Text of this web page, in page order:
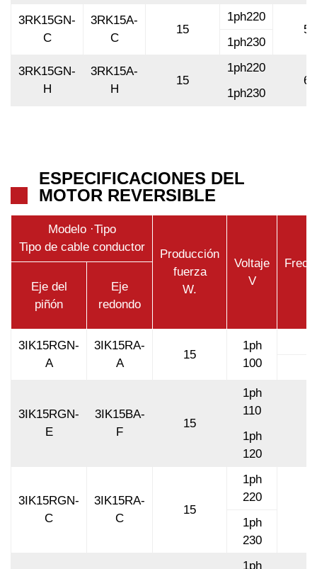
3RK15GN-
C
3RK15A-
C
15
1ph220
50
1ph230
3RK15GN-
H
3RK15A-
H
15
1ph220
60
1ph230
ESPECIFICACIONES DEL
MOTOR REVERSIBLE
Modelo ·Tipo
Tipo de cable conductor
Producción
fuerza
W.
Voltaje
V
Eje del
piñón
Eje
redondo
3IK15RGN-
A
3IK15RA-
A
15
1ph
100
3IK15RGN-
E
3IK15BA-
F
15
1ph
110
1ph
120
3IK15RGN-
C
3IK15RA-
C
15
1ph
220
1ph
230
1ph